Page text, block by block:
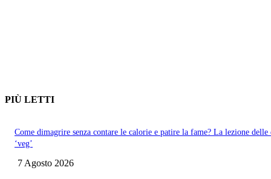
PIÙ LETTI
Come dimagrire senza contare le calorie e patire la fame? La lezione delle
‘veg’
7 Agosto 2026